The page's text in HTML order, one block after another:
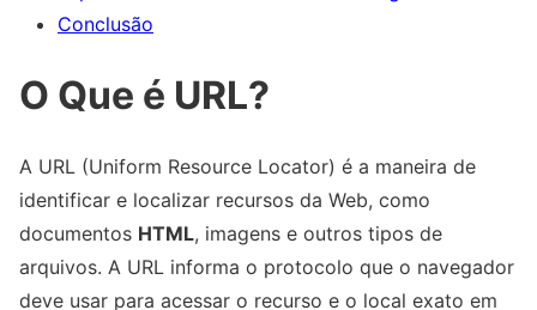
Conclusão
O Que é URL?
A URL (Uniform Resource Locator) é a maneira de
identificar e localizar recursos da Web, como
documentos HTML, imagens e outros tipos de
arquivos. A URL informa o protocolo que o navegador
deve usar para acessar o recurso e o local exato em